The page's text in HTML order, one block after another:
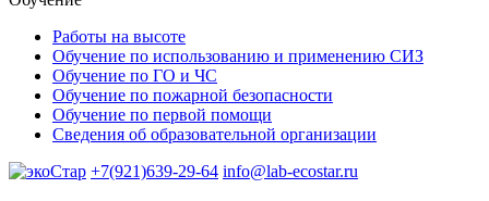
Работы на высоте
Обучение по использованию и применению СИЗ
Обучение по ГО и ЧС
Обучение по пожарной безопасности
Обучение по первой помощи
Сведения об образовательной организации
+7(921)639-29-64 info@lab-ecostar.ru